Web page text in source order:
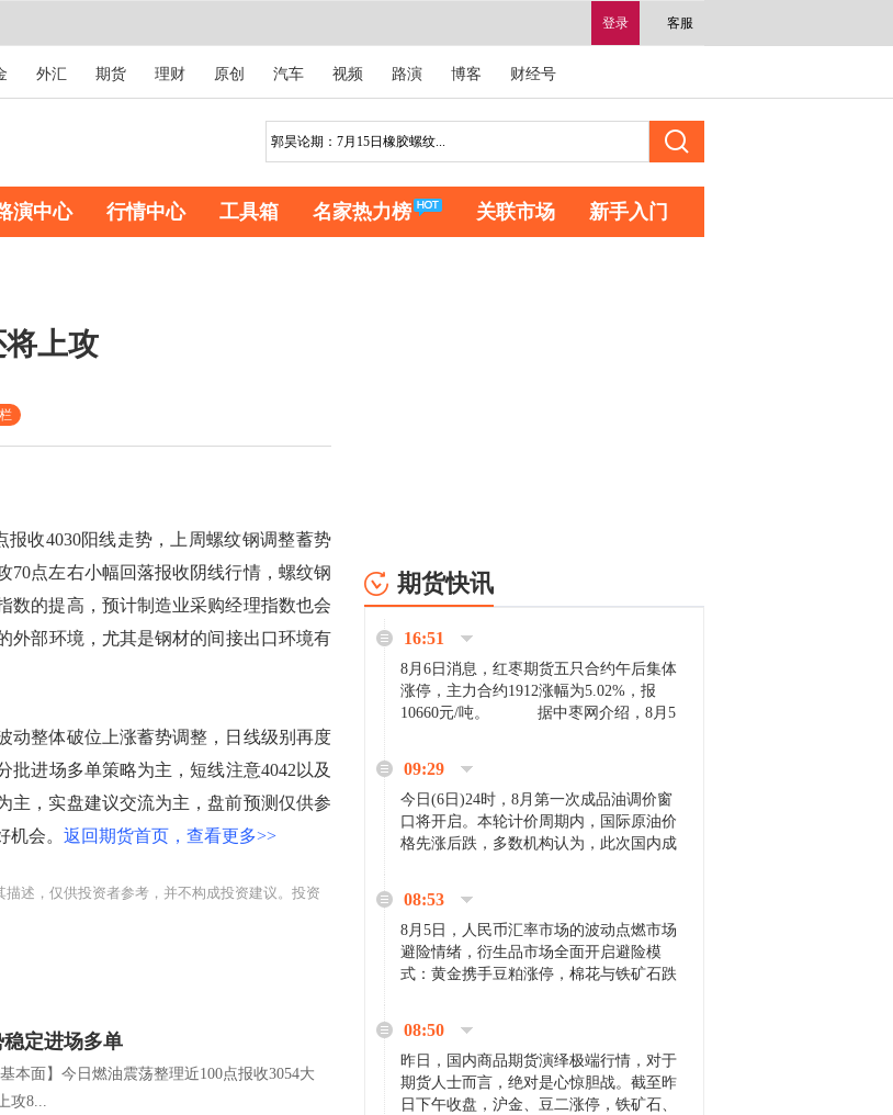
登录 客服
外汇 期货 理财 原创 汽车 视频 路演 博客 财经号
演中心 行情中心 工具箱 名家热力榜 关联市场 新手入门
上攻
收4030阳线走势，上周螺纹钢调整蓄势
70点左右小幅回落报收阴线行情，螺纹钢
数的提高，预计制造业采购经理指数也会
外部环境，尤其是钢材的间接出口环境有
整体破位上涨蓄势调整，日线级别再度
批进场多单策略为主，短线注意4042以及
主，实盘建议交流为主，盘前预测仅供参
会。 返回期货首页，查看更多>>
述，仅供投资者参考，并不构成投资建议。投资
定进场多单
本面】今日燃油震荡整理近100点报收3054大
攻8...
期货快讯
16:51
8月6日消息，红枣期货五只合约午后集体
涨停，主力合约1912涨幅为5.02%，报
10660元/吨。 据中枣网介绍，8月5
家好货依旧惜售挺...
09:29
今日(6日)24时，8月第一次成品油调价窗
口将开启。本轮计价周期内，国际原油价
格先涨后跌，多数机构认为，此次国内成
08:53
8月5日，人民币汇率市场的波动点燃市场
避险情绪，衍生品市场全面开启避险模
式：黄金携手豆粕涨停，棉花与铁矿石跌
场来看，汇率波动...
08:50
昨日，国内商品期货演绎极端行情，对于
期货人士而言，绝对是心惊胆战。截至昨
日下午收盘，沪金、豆二涨停，铁矿石、